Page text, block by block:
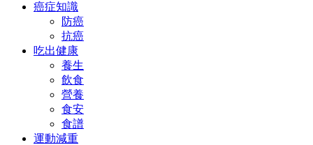
癌症知識
防癌
抗癌
吃出健康
養生
飲食
營養
食安
食譜
運動減重